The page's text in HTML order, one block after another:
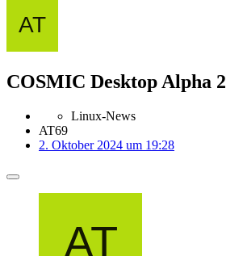
COSMIC Desktop Alpha 2
Linux-News
AT69
2. Oktober 2024 um 19:28